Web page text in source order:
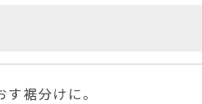
裾分けに。